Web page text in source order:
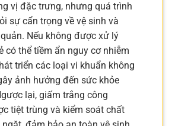
vị đặc trưng, nhưng quá trình
sự cẩn trọng về vệ sinh và
Nếu không được xử lý
có thể tiềm ẩn nguy cơ nhiễm
triển các loại vi khuẩn không
ảnh hưởng đến sức khỏe
lại, giấm trắng công
tiệt trùng và kiểm soát chất